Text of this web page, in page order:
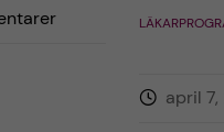
april